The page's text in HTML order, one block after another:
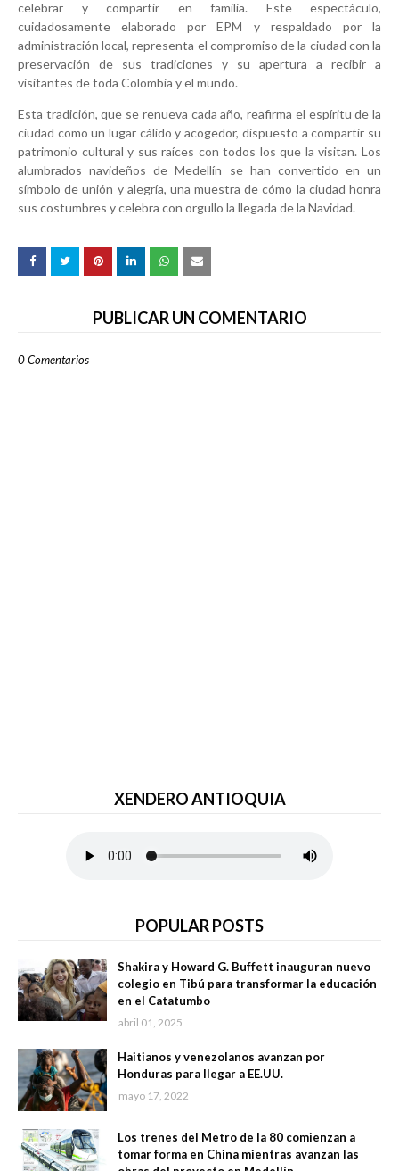
celebrar y compartir en familia. Este espectáculo,
cuidadosamente elaborado por EPM y respaldado por la
administración local, representa el compromiso de la ciudad con la
preservación de sus tradiciones y su apertura a recibir a
visitantes de toda Colombia y el mundo.
Esta tradición, que se renueva cada año, reafirma el espíritu de la
ciudad como un lugar cálido y acogedor, dispuesto a compartir su
patrimonio cultural y sus raíces con todos los que la visitan. Los
alumbrados navideños de Medellín se han convertido en un
símbolo de unión y alegría, una muestra de cómo la ciudad honra
sus costumbres y celebra con orgullo la llegada de la Navidad.
PUBLICAR UN COMENTARIO
0 Comentarios
XENDERO ANTIOQUIA
POPULAR POSTS
Shakira y Howard G. Buffett inauguran nuevo
colegio en Tibú para transformar la educación
en el Catatumbo
abril 01, 2025
Haitianos y venezolanos avanzan por
Honduras para llegar a EE.UU.
mayo 17, 2022
Los trenes del Metro de la 80 comienzan a
tomar forma en China mientras avanzan las